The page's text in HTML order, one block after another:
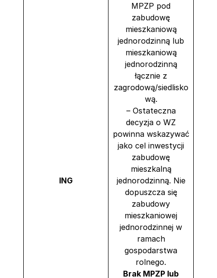
ING
MPZP pod
zabudowę
mieszkaniową
jednorodzinną lub
mieszkaniową
jednorodzinną
łącznie z
zagrodową/siedlisko
wą.
– Ostateczna
decyzja o WZ
powinna wskazywać
jako cel inwestycji
zabudowę
mieszkalną
jednorodzinną. Nie
dopuszcza się
zabudowy
mieszkaniowej
jednorodzinnej w
ramach
gospodarstwa
rolnego.
Brak MPZP lub